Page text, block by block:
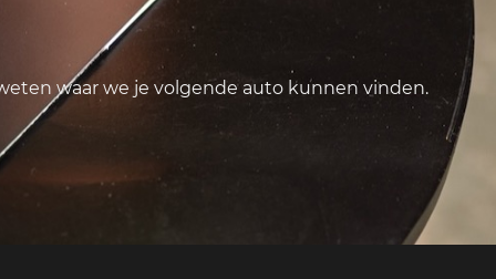
waar we je volgende auto kunnen vinden.